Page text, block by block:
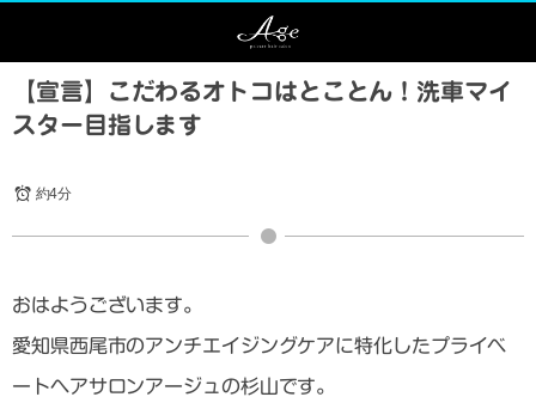
【宣言】こだわるオトコはとことん！洗車マイ
スター目指します
約4分
おはようございます。
愛知県西尾市のアンチエイジングケアに特化したプライベ
ートヘアサロンアージュの杉山です。